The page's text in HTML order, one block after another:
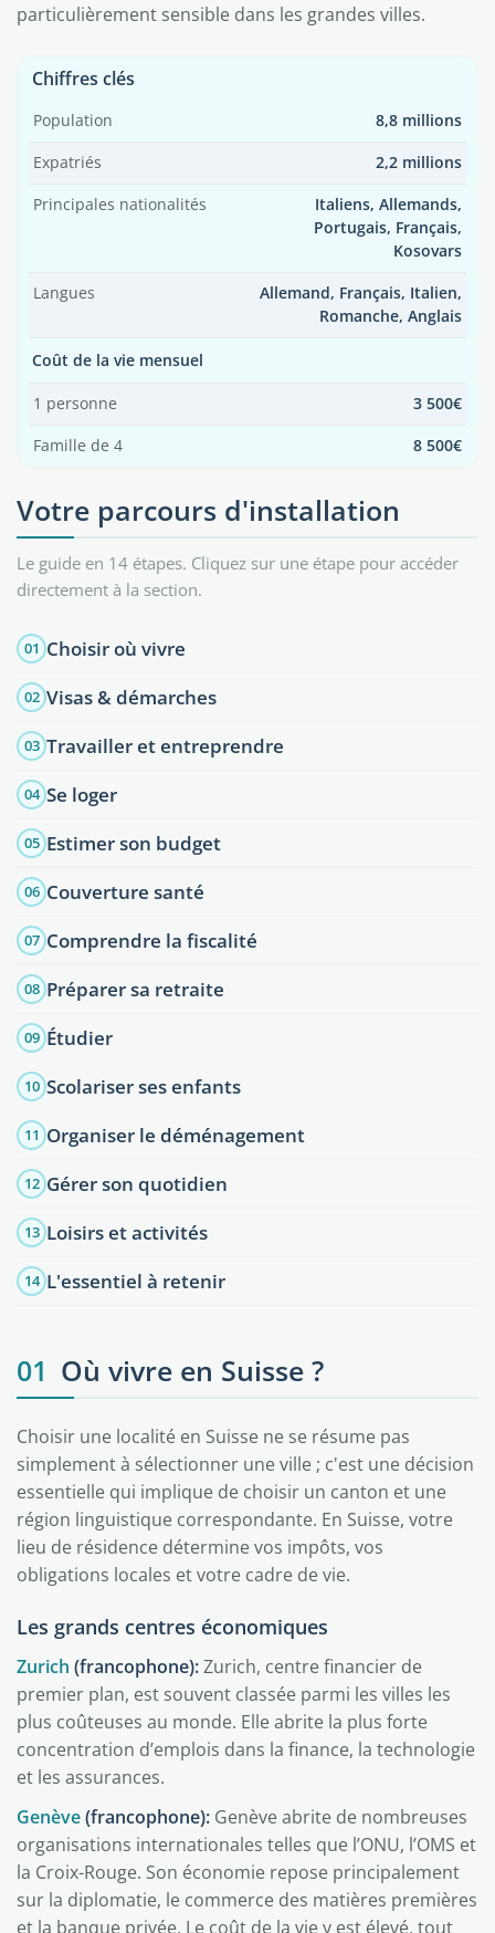
particulièrement sensible dans les grandes villes.
Chiffres clés
Population 8,8 millions
Expatriés 2,2 millions
Principales nationalités
Italiens, Allemands,
Portugais, Français,
Kosovars
Langues
Allemand, Français, Italien,
Romanche, Anglais
Coût de la vie mensuel
1 personne 3 500€
Famille de 4 8 500€
Votre parcours d'installation
Le guide en 14 étapes. Cliquez sur une étape pour accéder
directement à la section.
01 Choisir où vivre
02 Visas & démarches
03 Travailler et entreprendre
04 Se loger
05 Estimer son budget
06 Couverture santé
07 Comprendre la fiscalité
08 Préparer sa retraite
09 Étudier
10 Scolariser ses enfants
11 Organiser le déménagement
12 Gérer son quotidien
13 Loisirs et activités
14 L'essentiel à retenir
01 Où vivre en Suisse ?
Choisir une localité en Suisse ne se résume pas
simplement à sélectionner une ville ; c'est une décision
essentielle qui implique de choisir un canton et une
région linguistique correspondante. En Suisse, votre
lieu de résidence détermine vos impôts, vos
obligations locales et votre cadre de vie.
Les grands centres économiques
Zurich (francophone):Zurich, centre financier de
premier plan, est souvent classée parmi les villes les
plus coûteuses au monde. Elle abrite la plus forte
concentration d’emplois dans la finance, la technologie
et les assurances.
Genève(francophone): Genève abrite de nombreuses
organisations internationales telles que l’ONU, l’OMS et
la Croix-Rouge. Son économie repose principalement
sur la diplomatie, le commerce des matières premières
et la banque privée. Le coût de la vie y est élevé, tout